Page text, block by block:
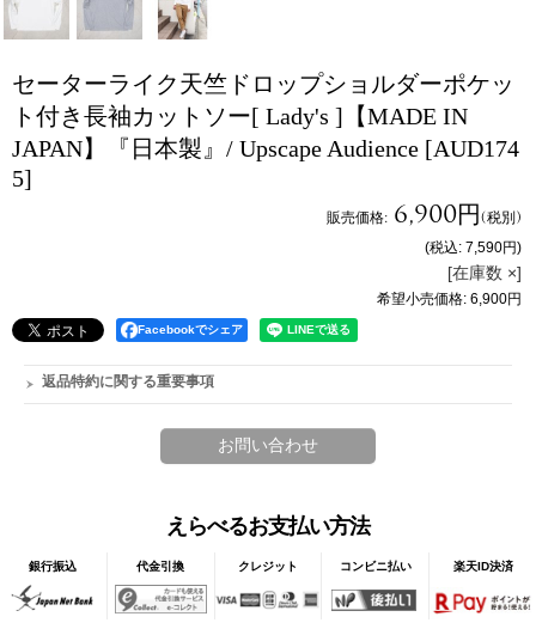
セーターライク天竺ドロップショルダーポケッ
ト付き長袖カットソー[ Lady's ]【MADE IN
JAPAN】『日本製』/ Upscape Audience [AUD174
5]
販売価格: 6,900円(税別)
(税込: 7,590円)
[在庫数 ×]
希望小売価格: 6,900円
Facebookでシェア
返品特約に関する重要事項
えらべるお支払い方法
銀行振込 代金引換 クレジット コンビニ払い 楽天ID決済